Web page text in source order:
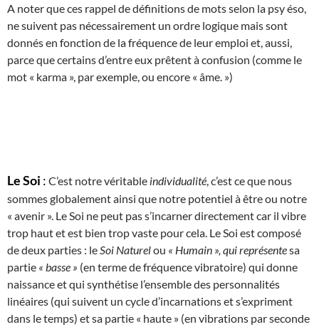
A noter que ces rappel de définitions de mots selon la psy éso,
ne suivent pas nécessairement un ordre logique mais sont
donnés en fonction de la fréquence de leur emploi et, aussi,
parce que certains d’entre eux prêtent à confusion (comme le
mot « karma », par exemple, ou encore « âme. »)
Le Soi : C’est notre véritable individualité , c’est ce que nous
sommes globalement ainsi que notre potentiel à être ou notre
« avenir ». Le Soi ne peut pas s’incarner directement car il vibre
trop haut et est bien trop vaste pour cela. Le Soi est composé
de deux parties : le Soi Naturelou « Humain », qui représentesa
partie « basse » (en terme de fréquence vibratoire) qui donne
naissance et qui synthétise l’ensemble des personnalités
linéaires (qui suivent un cycle d’incarnations et s’expriment
dans le temps) et sa partie « haute » (en vibrations par seconde